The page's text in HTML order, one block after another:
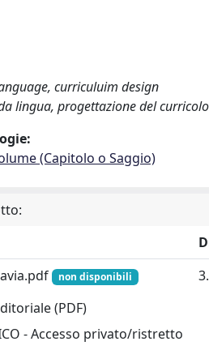
curriculuim design
lingua, progettazione del curricolo
(Capitolo o Saggio)
non disponibili
(PDF)
- Accesso privato/ristretto